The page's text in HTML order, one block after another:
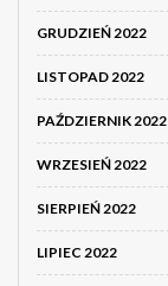
GRUDZIEŃ 2022
LISTOPAD 2022
PAŹDZIERNIK 2022
WRZESIEŃ 2022
SIERPIEŃ 2022
LIPIEC 2022